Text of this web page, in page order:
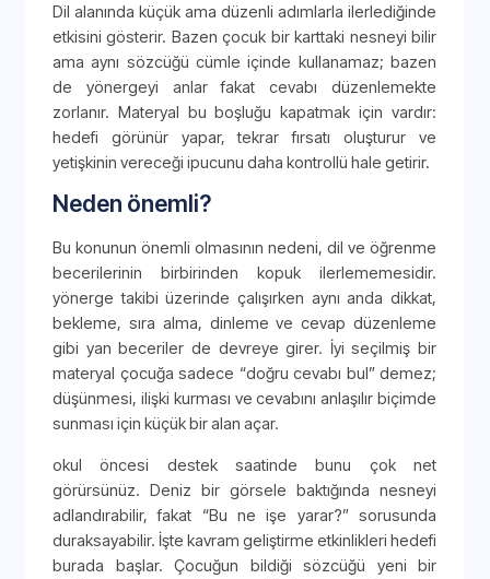
Dil alanında küçük ama düzenli adımlarla ilerlediğinde
etkisini gösterir. Bazen çocuk bir karttaki nesneyi bilir
ama aynı sözcüğü cümle içinde kullanamaz; bazen
de yönergeyi anlar fakat cevabı düzenlemekte
zorlanır. Materyal bu boşluğu kapatmak için vardır:
hedefi görünür yapar, tekrar fırsatı oluşturur ve
yetişkinin vereceği ipucunu daha kontrollü hale getirir.
Neden önemli?
Bu konunun önemli olmasının nedeni, dil ve öğrenme
becerilerinin birbirinden kopuk ilerlememesidir.
yönerge takibi üzerinde çalışırken aynı anda dikkat,
bekleme, sıra alma, dinleme ve cevap düzenleme
gibi yan beceriler de devreye girer. İyi seçilmiş bir
materyal çocuğa sadece “doğru cevabı bul” demez;
düşünmesi, ilişki kurması ve cevabını anlaşılır biçimde
sunması için küçük bir alan açar.
okul öncesi destek saatinde bunu çok net
görürsünüz. Deniz bir görsele baktığında nesneyi
adlandırabilir, fakat “Bu ne işe yarar?” sorusunda
duraksayabilir. İşte kavram geliştirme etkinlikleri hedefi
burada başlar. Çocuğun bildiği sözcüğü yeni bir